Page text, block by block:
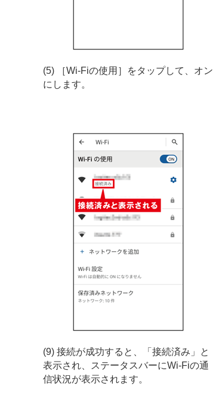
(5) ［Wi-Fiの使用］をタップして、オン
にします。
(9) 接続が成功すると、「接続済み」と
表示され、ステータスバーにWi-Fiの通
信状況が表示されます。